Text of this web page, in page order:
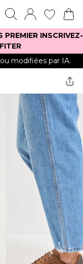
INSCRIVEZ-
modifiées par IA.